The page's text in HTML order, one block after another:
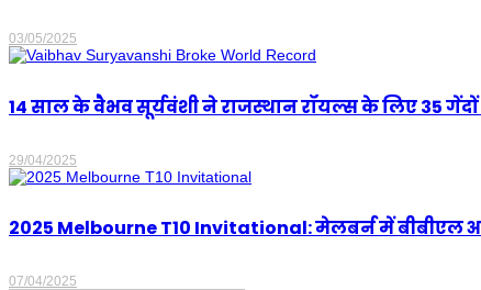
03/05/2025
14 साल के वैभव सूर्यवंशी ने राजस्थान रॉयल्स के लिए 35 गेंदों
29/04/2025
2025 Melbourne T10 Invitational: मेलबर्न में बीबीएल
07/04/2025